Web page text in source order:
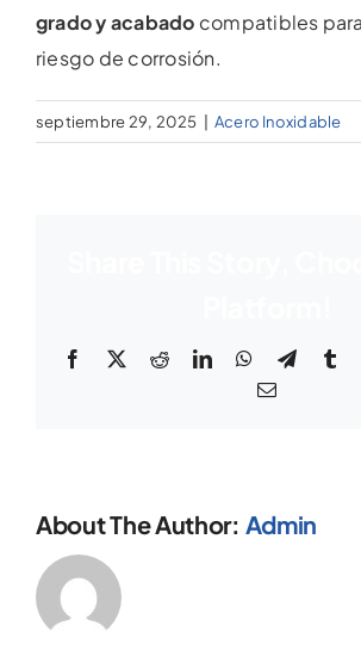
grado y acabado compatibles
riesgo de corrosión.
septiembre 29, 2025 Acero Inoxidable
Facebook
X RedditLinkedInWhatsApp
Email
About The Author: Admin